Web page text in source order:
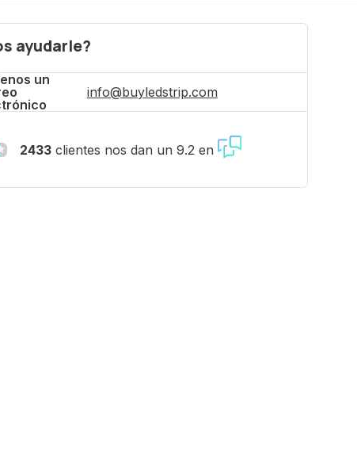
ayudarle?
un
info@buyledstrip.com
2433 clientes nos dan un 9.2 en